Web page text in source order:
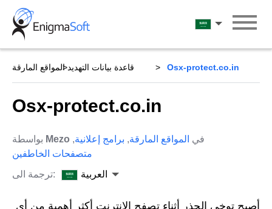
Skip
content
العربية
قاعدة بيانات التهديد المواقع المارقة Osx-protect.co.in
Osx-protect.co.in
Mezo في المواقع المارقة, برامج إعلانية,
متصفحات الخاطفين
ترجمة الى:
العربية
أصبح توخي الحذر أثناء تصفح الإنترنت أكثر أهمية من أي